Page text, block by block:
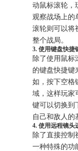
动鼠标滚轮，
观察战场上的
滚轮则可以将
整个战局。
3. 使用键盘快捷
除了使用鼠标
的键盘快捷键
如，按下空格
域，这样玩家
键可以切换到
自己和敌人的
4. 使用远程镜头
除了直接控制
一种特殊的功